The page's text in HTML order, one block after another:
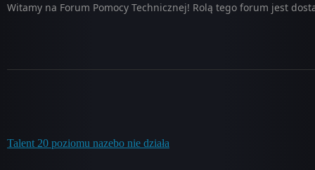
Witamy na Forum Pomocy Technicznej! Rolą tego forum jest
Talent 20 poziomu nazebo nie działa